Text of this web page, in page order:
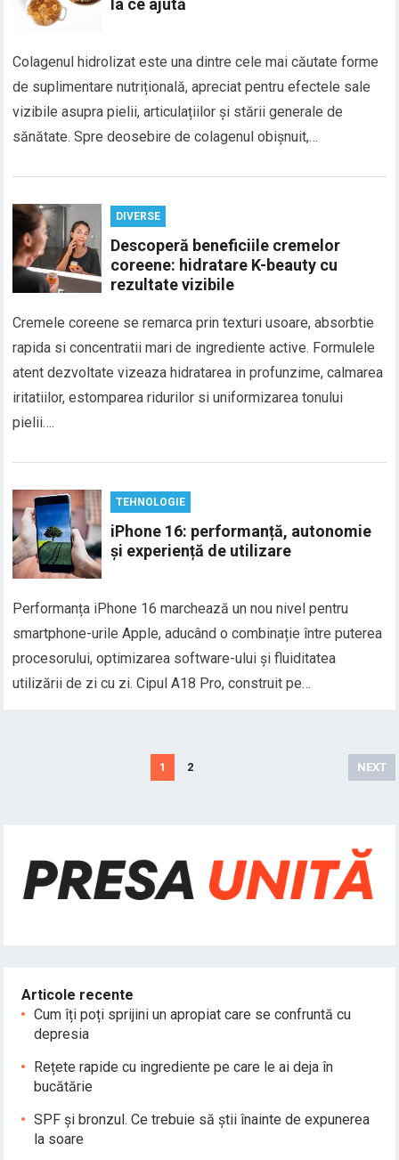
la ce ajută
Colagenul hidrolizat este una dintre cele mai căutate forme
de suplimentare nutrițională, apreciat pentru efectele sale
vizibile asupra pielii, articulațiilor și stării generale de
sănătate. Spre deosebire de colagenul obișnuit,…
DIVERSE
Descoperă beneficiile cremelor
coreene: hidratare K-beauty cu
rezultate vizibile
Cremele coreene se remarca prin texturi usoare, absorbtie
rapida si concentratii mari de ingrediente active. Formulele
atent dezvoltate vizeaza hidratarea in profunzime, calmarea
iritatiilor, estomparea ridurilor si uniformizarea tonului
pielii….
TEHNOLOGIE
iPhone 16: performanță, autonomie
și experiență de utilizare
Performanța iPhone 16 marchează un nou nivel pentru
smartphone-urile Apple, aducând o combinație între puterea
procesorului, optimizarea software-ului și fluiditatea
utilizării de zi cu zi. Cipul A18 Pro, construit pe…
1 2 NEXT
Articole recente
Cum îți poți sprijini un apropiat care se confruntă cu
depresia
Rețete rapide cu ingrediente pe care le ai deja în
bucătărie
SPF și bronzul. Ce trebuie să știi înainte de expunerea
la soare